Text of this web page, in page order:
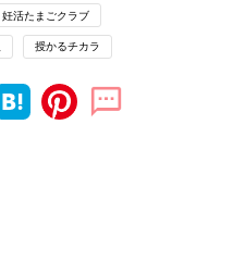
妊活たまごクラブ
授かるチカラ